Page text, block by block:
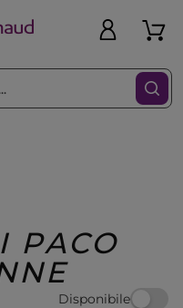
Regalo
PACO
Disponibile
Filtra